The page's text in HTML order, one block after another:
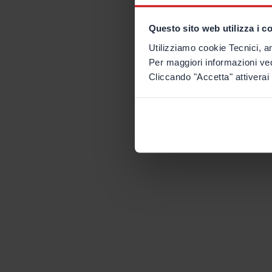
Questo sito web utilizza i
Utilizziamo cookie Tecnici,
Per maggiori informazioni
Cliccando "Accetta"